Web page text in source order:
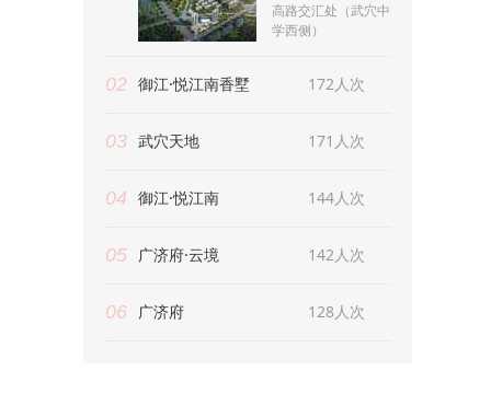
高路交汇处（武穴中
学西侧）
02 御江·悦江南香墅 172人次
03 武穴天地 171人次
04 御江·悦江南 144人次
05 广济府·云境 142人次
06 广济府 128人次